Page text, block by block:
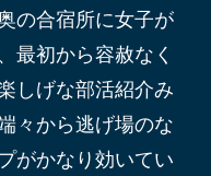
の合宿所に女子が
最初から容赦なく
しげな部活紹介み
々から逃げ場のな
がかなり効いてい